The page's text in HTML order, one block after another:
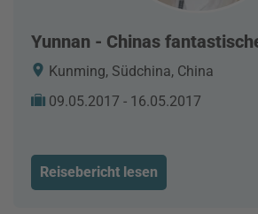
Yunnan - Chinas
Kunming, Südchina, China
09.05.2017 - 16.05.2017
Reisebericht lesen